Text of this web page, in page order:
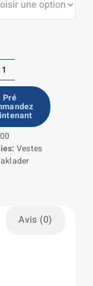
quantité
de
Veste
Hiver
Pré
Vestes
Avis (0)